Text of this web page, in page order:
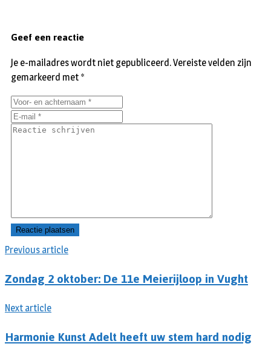
Previous article
Zondag 2 oktober: De 11e Meierijloop in Vught
Next article
Harmonie Kunst Adelt heeft uw stem hard nodig
Geef een reactie
Je e-mailadres wordt niet gepubliceerd.Vereiste velden zijn
gemarkeerd met *